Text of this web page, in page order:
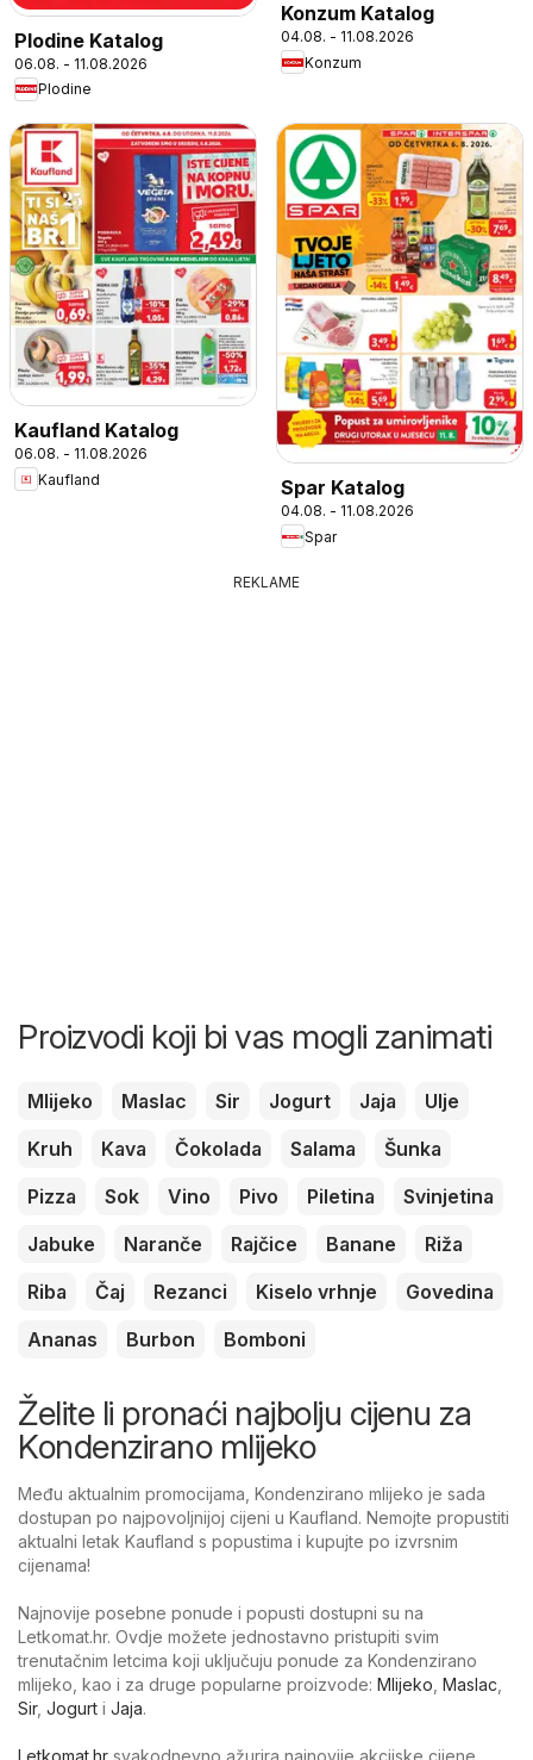
Plodine Katalog
06.08. - 11.08.2026
Plodine
Konzum Katalog
04.08. - 11.08.2026
Konzum
Kaufland Katalog
06.08. - 11.08.2026
Kaufland
Spar Katalog
04.08. - 11.08.2026
Spar
REKLAME
Proizvodi koji bi vas mogli zanimati
Mlijeko Maslac Sir Jogurt Jaja
Ulje
Kruh
Kava Čokolada Salama
Šunka
Pizza
Sok Vino Pivo Piletina
Svinjetina
Jabuke
Naranče Rajčice Banane
Riža
Riba
Čaj Rezanci Kiselo vrhnje
Govedina
Ananas
Burbon Bomboni
Želite li pronaći najbolju cijenu za
Kondenzirano mlijeko
Među aktualnim promocijama, Kondenzirano mlijeko je sada
dostupan po najpovoljnijoj cijeni u Kaufland. Nemojte propustiti
aktualni letak Kaufland s popustima i kupujte po izvrsnim
cijenama!
Najnovije posebne ponude i popusti dostupni su na
Letkomat.hr. Ovdje možete jednostavno pristupiti svim
trenutačnim letcima koji uključuju ponude za Kondenzirano
mlijeko, kao i za druge popularne proizvode: Mlijeko Maslac
Sir, Jogurt i Jaja.